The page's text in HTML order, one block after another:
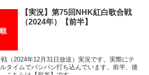
【実況】第75回NHK紅白歌合戦
（2024年）【前半】
（2024年12月31日放送）実況です。実際にテ
タイムでバシバシ打ち込んでいます。前半、後